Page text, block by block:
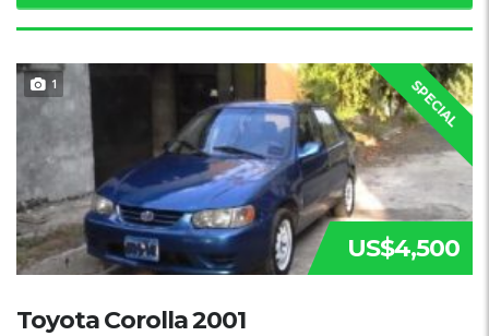
1 SPECIAL
US$4,500
Toyota Corolla 2001